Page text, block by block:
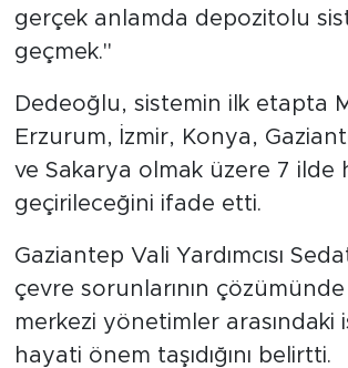
gerçek anlamda depozitolu
geçmek."
Dedeoğlu, sistemin ilk etapta
Erzurum, İzmir, Konya,
ve Sakarya olmak üzere 7 ilde
geçirileceğini ifade etti.
Gaziantep Vali Yardımcısı
çevre sorunlarının
merkezi yönetimler arasındaki
hayati önem taşıdığını belirtti.